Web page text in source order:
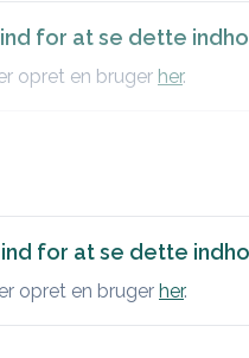
for at se dette
opret en bruger her.
for at se dette
opret en bruger her.